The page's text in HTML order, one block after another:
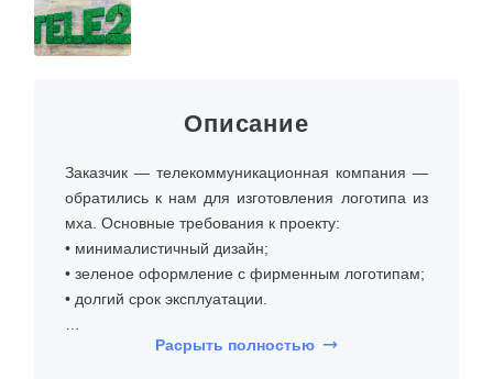
Описание
Заказчик — телекоммуникационная компания —
обратились к нам для изготовления логотипа из
мха. Основные требования к проекту:
• минималистичный дизайн;
• зеленое оформление с фирменным логотипам;
• долгий срок эксплуатации.
Для проекта был оформлен логотип из мха
Расрыть полностью